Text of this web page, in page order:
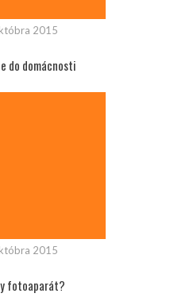
2015
do domácnosti
2015
fotoaparát?